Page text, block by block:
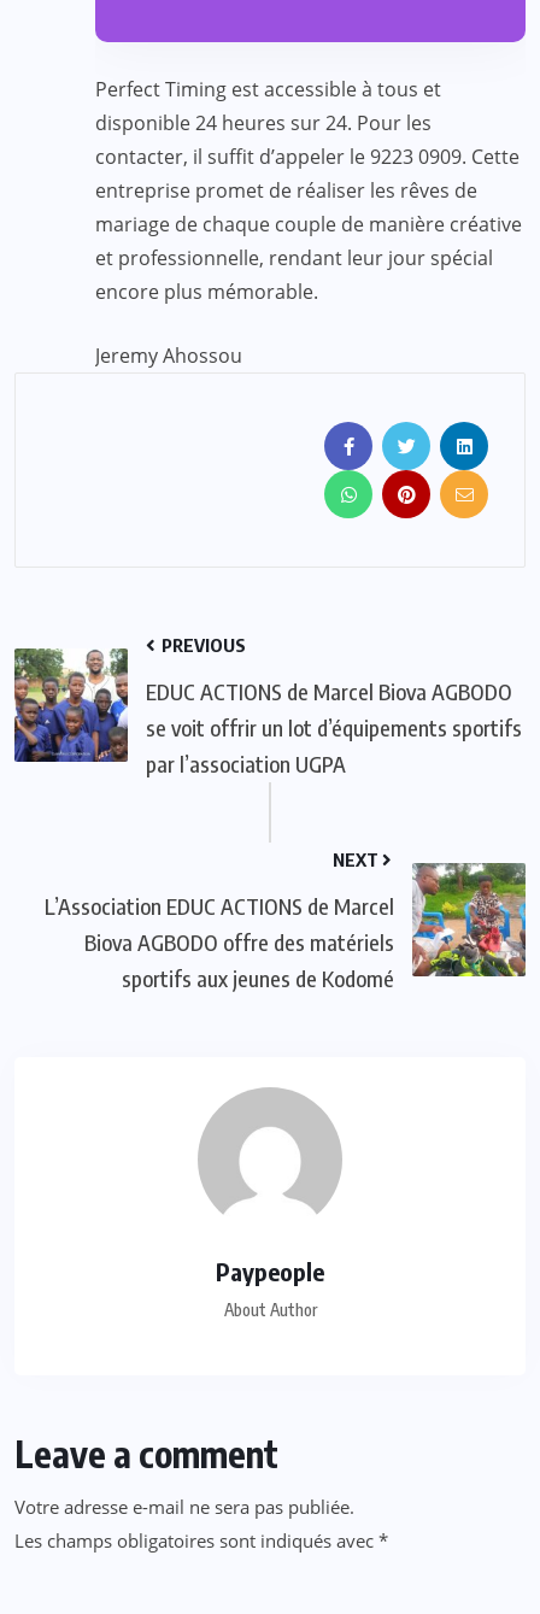
Perfect Timing est accessible à tous et
disponible 24 heures sur 24. Pour les
contacter, il suffit d’appeler le 9223 0909. Cette
entreprise promet de réaliser les rêves de
mariage de chaque couple de manière créative
et professionnelle, rendant leur jour spécial
encore plus mémorable.
Jeremy Ahossou
PREVIOUS
EDUC ACTIONS de Marcel Biova AGBODO
se voit offrir un lot d’équipements sportifs
par l’association UGPA
NEXT
L’Association EDUC ACTIONS de Marcel
Biova AGBODO offre des matériels
sportifs aux jeunes de Kodomé
Paypeople
About Author
Leave a comment
Votre adresse e-mail ne sera pas publiée.
Les champs obligatoires sont indiqués avec *